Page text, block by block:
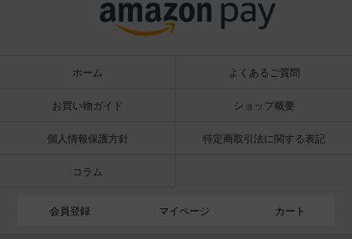
ホーム よくあるご質問
お買い物ガイド ショップ概要
個人情報保護方針 特定商取引法に関する表記
コラム
会員登録 マイページ カート